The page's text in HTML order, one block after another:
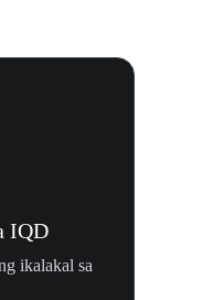
IQD
ikalakal sa